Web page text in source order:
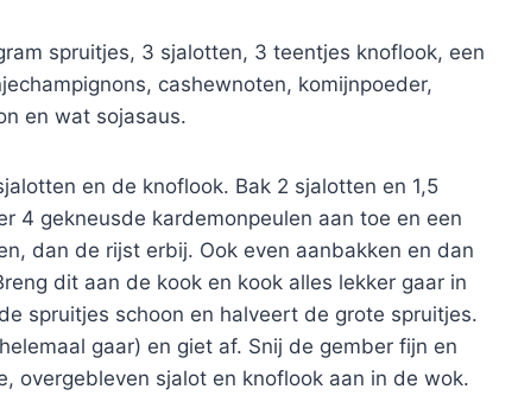
spruitjes, 3 sjalotten, 3 teentjes knoflook, een
cashewnoten, komijnpoeder,
en wat sojasaus.
en de knoflook. Bak 2 sjalotten en 1,5
4 gekneusde kardemonpeulen aan toe en een
dan de rijst erbij. Ook even aanbakken en dan
dit aan de kook en kook alles lekker gaar in
spruitjes schoon en halveert de grote spruitjes.
gaar) en giet af. Snij de gember fijn en
overgebleven sjalot en knoflook aan in de wok.